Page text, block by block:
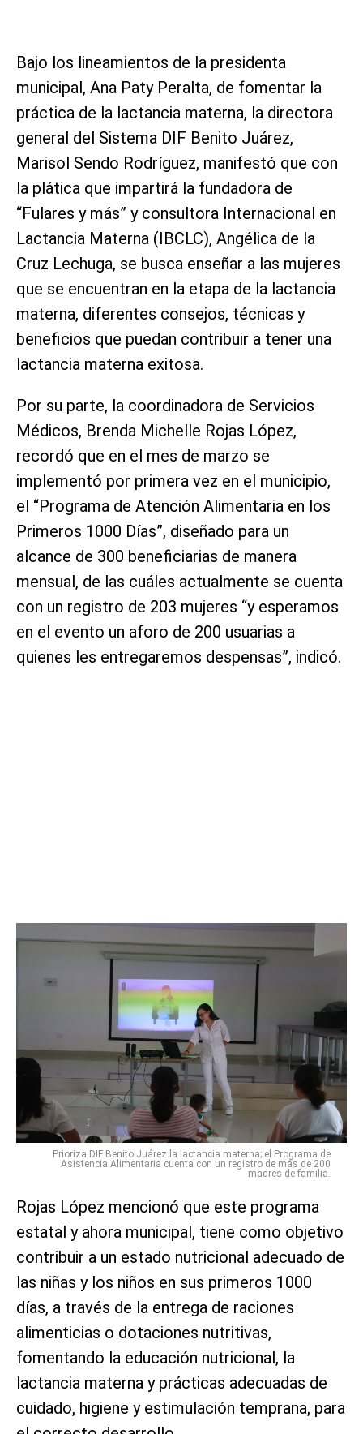
Bajo los lineamientos de la presidenta
municipal, Ana Paty Peralta, de fomentar la
práctica de la lactancia materna, la directora
general del Sistema DIF Benito Juárez,
Marisol Sendo Rodríguez, manifestó que con
la plática que impartirá la fundadora de
“Fulares y más” y consultora Internacional en
Lactancia Materna (IBCLC), Angélica de la
Cruz Lechuga, se busca enseñar a las mujeres
que se encuentran en la etapa de la lactancia
materna, diferentes consejos, técnicas y
beneficios que puedan contribuir a tener una
lactancia materna exitosa.
Por su parte, la coordinadora de Servicios
Médicos, Brenda Michelle Rojas López,
recordó que en el mes de marzo se
implementó por primera vez en el municipio,
el “Programa de Atención Alimentaria en los
Primeros 1000 Días”, diseñado para un
alcance de 300 beneficiarias de manera
mensual, de las cuáles actualmente se cuenta
con un registro de 203 mujeres “y esperamos
en el evento un aforo de 200 usuarias a
quienes les entregaremos despensas”, indicó.
Prioriza DIF Benito Juárez la lactancia materna; el Programa de
Asistencia Alimentaria cuenta con un registro de más de 200
madres de familia.
Rojas López mencionó que este programa
estatal y ahora municipal, tiene como objetivo
contribuir a un estado nutricional adecuado de
las niñas y los niños en sus primeros 1000
días, a través de la entrega de raciones
alimenticias o dotaciones nutritivas,
fomentando la educación nutricional, la
lactancia materna y prácticas adecuadas de
cuidado, higiene y estimulación temprana, para